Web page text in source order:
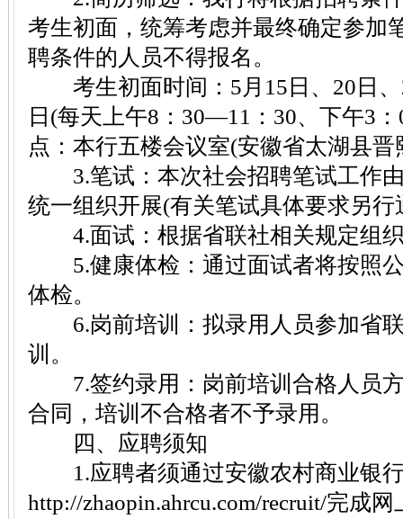
考生初面，统筹考虑并最终确定参加
聘条件的人员不得报名。
考生初面时间：5月15日、20日、
日(每天上午8：30—11：30、下午3
点：本行五楼会议室(安徽省太湖县
3.笔试：本次社会招聘笔试工作由
统一组织开展(有关笔试具体要求另行
4.面试：根据省联社相关规定组
5.健康体检：通过面试者将按照公
体检。
6.岗前培训：拟录用人员参加省联
训。
7.签约录用：岗前培训合格人员方
合同，培训不合格者不予录用。
四、应聘须知
1.应聘者须通过安徽农村商业银
http://zhaopin.ahrcu.com/recruit/完成